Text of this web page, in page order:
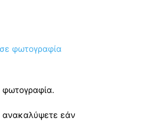
φωτογραφία.
ανακαλύψετε εάν